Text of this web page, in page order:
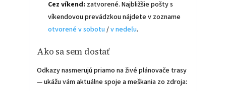
Cez víkend: zatvorené. Najbližšie pošty s
víkendovou prevádzkou nájdete v zozname
otvorené v sobotu /v nedeľu.
Ako sa sem dostať
Odkazy nasmerujú priamo na živé plánovače trasy
— ukážu vám aktuálne spoje a meškania zo zdroja: